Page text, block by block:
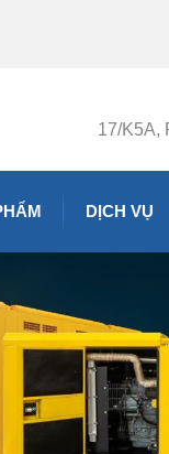
17/K5A,
DỊCH VỤ